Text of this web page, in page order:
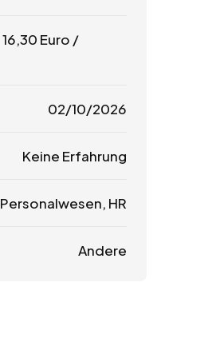
16,30 Euro /
02/10/2026
Keine Erfahrung
Personalwesen, HR
Andere